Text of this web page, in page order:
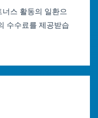
스 활동의 일환으
수수료를 제공받습